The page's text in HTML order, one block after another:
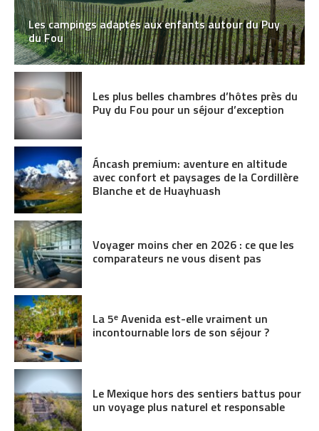
Les campings adaptés aux enfants autour du Puy
du Fou
Les plus belles chambres d’hôtes près du
Puy du Fou pour un séjour d’exception
Áncash premium: aventure en altitude
avec confort et paysages de la Cordillère
Blanche et de Huayhuash
Voyager moins cher en 2026 : ce que les
comparateurs ne vous disent pas
La 5ᵉ Avenida est-elle vraiment un
incontournable lors de son séjour ?
Le Mexique hors des sentiers battus pour
un voyage plus naturel et responsable